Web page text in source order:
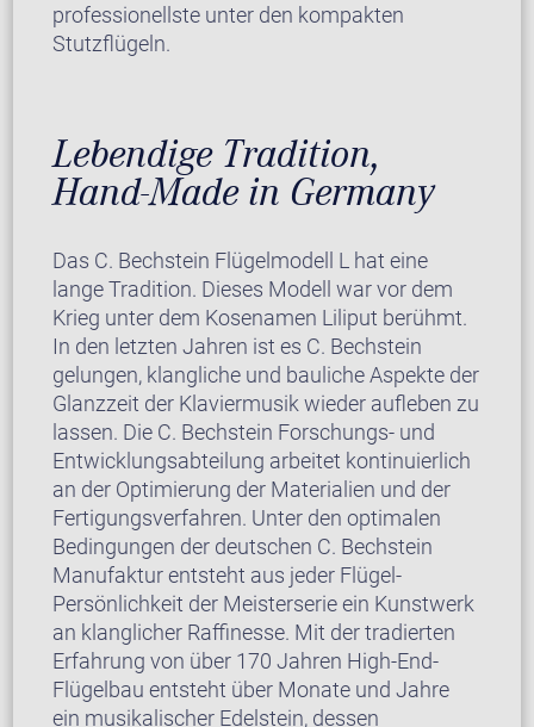
professionellste unter den kompakten
Stutzflügeln.
Lebendige Tradition,
Hand-Made in Germany
Das C. Bechstein Flügelmodell L hat eine
lange Tradition. Dieses Modell war vor dem
Krieg unter dem Kosenamen Liliput berühmt.
In den letzten Jahren ist es C. Bechstein
gelungen, klangliche und bauliche Aspekte der
Glanzzeit der Klaviermusik wieder aufleben zu
lassen. Die C. Bechstein Forschungs- und
Entwicklungsabteilung arbeitet kontinuierlich
an der Optimierung der Materialien und der
Fertigungsverfahren. Unter den optimalen
Bedingungen der deutschen C. Bechstein
Manufaktur entsteht aus jeder Flügel-
Persönlichkeit der Meisterserie ein Kunstwerk
an klanglicher Raffinesse. Mit der tradierten
Erfahrung von über 170 Jahren High-End-
Flügelbau entsteht über Monate und Jahre
ein musikalischer Edelstein, dessen